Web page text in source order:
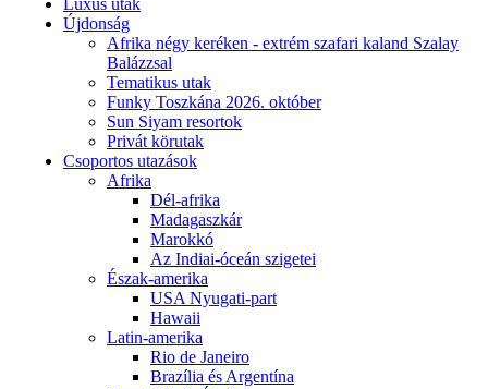
Luxus utak
Újdonság
Afrika négy keréken - extrém szafari kaland Szalay
Balázzsal
Tematikus utak
Funky Toszkána 2026. október
Sun Siyam resortok
Privát körutak
Csoportos utazások
Afrika
Dél-afrika
Madagaszkár
Marokkó
Az Indiai-óceán szigetei
Észak-amerika
USA Nyugati-part
Hawaii
Latin-amerika
Rio de Janeiro
Brazília és Argentína